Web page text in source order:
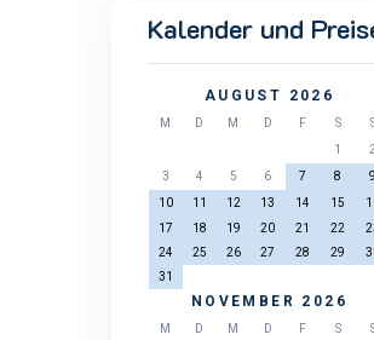
Kalender und
AUGUST 2026
M D M D F S
1
2
3
4 5 6 7 8
9
10
11 12 13 14 15
17
18 19 20 21 22
24
25 26 27 28 29
31
NOVEMBER 2026
M D M D F S